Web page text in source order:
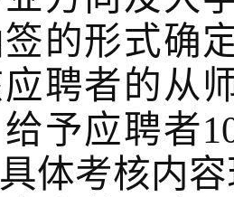
的形式确
聘者的从
予应聘者
体考核内